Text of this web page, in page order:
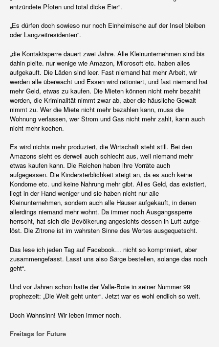
entzündete Pfoten und total dicke Eier“.
„Es dürfen doch sowieso nur noch Einheimische auf der Insel bleiben
oder Langzeitresidenten“.
„die Kontaktsperre dauert zwei Jahre. Alle Kleinunternehmen sind bis
dahin pleite. nur wenige wie Amazon, Microsoft etc. haben alles
aufgekauft. Die Läden sind leer. Fast niemand hat mehr Arbeit, wir
werden alle überwacht und Essen wird rationiert, und fast niemand hat
mehr Geld, etwas zu kaufen. Die Mieten können nicht mehr bezahlt
werden, die Kriminalität nimmt zwar ab, aber die häusliche Gewalt
nimmt zu. Wer die Miete nicht mehr bezahlen kann, muss die
Wohnung verlassen, wer Strom und Gas nicht mehr zahlt, kann auch
nicht mehr kochen.
Es wird nichts mehr produziert, die Wirtschaft steht still. Bei den
Amazons sieht es derweil auch schlecht aus, weil niemand mehr
etwas kaufen kann. Die Reichen haben ihre Vorräte auch
aufgegessen. Die Kindersterblichkeit steigt an, da es auch keine
Kondome etc. und keine Nahrung mehr gibt. Alles Geld, das existiert,
liegt in der Hand weniger und sie haben nicht nur alle
Kleinunternehmen, sondern auch alle Häuser aufgekauft, in denen
allerdings niemand mehr wohnt. Da immer noch Ausgangssperre
herrscht, hat sich die Bevölkerung angesichts dessen in Luft aufge-
löst. Die Zitrone ist im wahrsten Sinne des Wortes ausgequetscht.
Das lese ich jeden Tag auf Facebook… nicht so komprimiert, aber
zusammengefasst. Lasst uns also Särge bestellen, solange das noch
geht“.
Und vor Jahren schon hatte der Valle-Bote in seiner Nummer 99
prophezeit: „Die Welt geht unter“. Jetzt war es wohl endlich so weit.
Doch Wahnsinn! Wir leben immer noch.
Freitags for Future